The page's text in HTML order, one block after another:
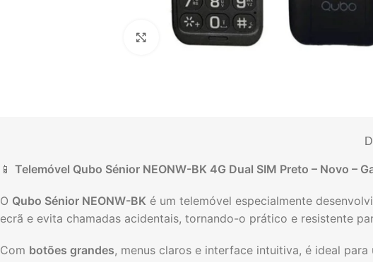
Click to enlarge
📱 Telemóvel Qubo Sénior NEONW-BK 4G Dual SIM Preto – Novo –
O Qubo Sénior NEONW-BK é um telemóvel especialmente
ecrã e evita chamadas acidentais, tornando-o prático e resistente
Com botões grandes, menus claros e interface intuitiva, é ideal